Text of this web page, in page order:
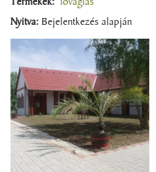
Nyitva: Bejelentkezés alapján